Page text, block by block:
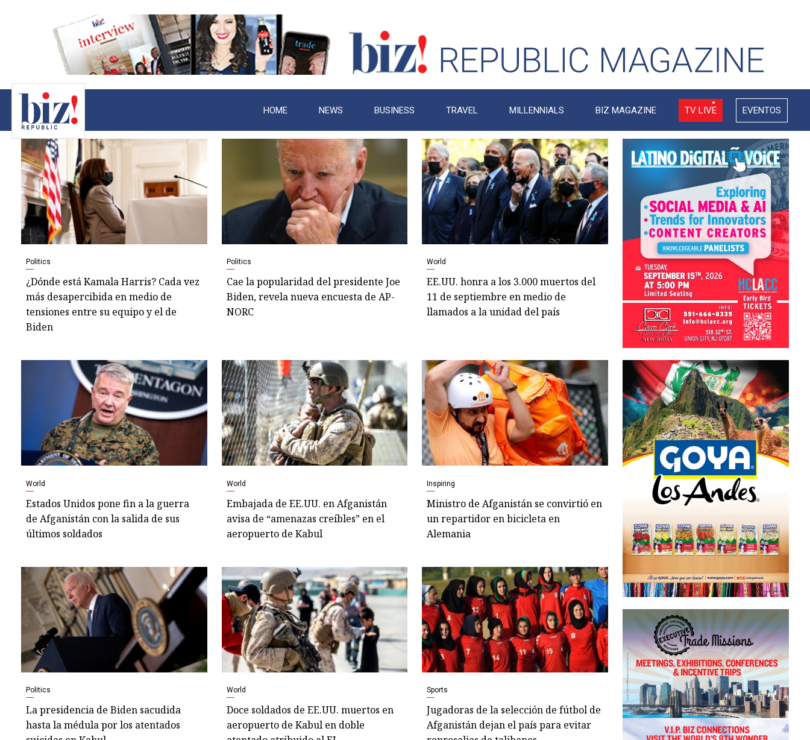
HOME NEWS BUSINESS TRAVEL MILLENNIALS BIZ MAGAZINE TV LIVE EVENTOS
Politics
¿Dónde está Kamala Harris? Cada vez
más desapercibida en medio de
tensiones entre su equipo y el de
Biden
Politics
Cae la popularidad del presidente Joe
Biden, revela nueva encuesta de AP-
NORC
World
EE.UU. honra a los 3.000 muertos del
11 de septiembre en medio de
llamados a la unidad del país
World
Estados Unidos pone fin a la guerra
de Afganistán con la salida de sus
últimos soldados
World
Embajada de EE.UU. en Afganistán
avisa de “amenazas creíbles” en el
aeropuerto de Kabul
Inspiring
Ministro de Afganistán se convirtió en
un repartidor en bicicleta en
Alemania
Politics
La presidencia de Biden sacudida
hasta la médula por los atentados
World
Doce soldados de EE.UU. muertos en
aeropuerto de Kabul en doble
Sports
Jugadoras de la selección de fútbol de
Afganistán dejan el país para evitar